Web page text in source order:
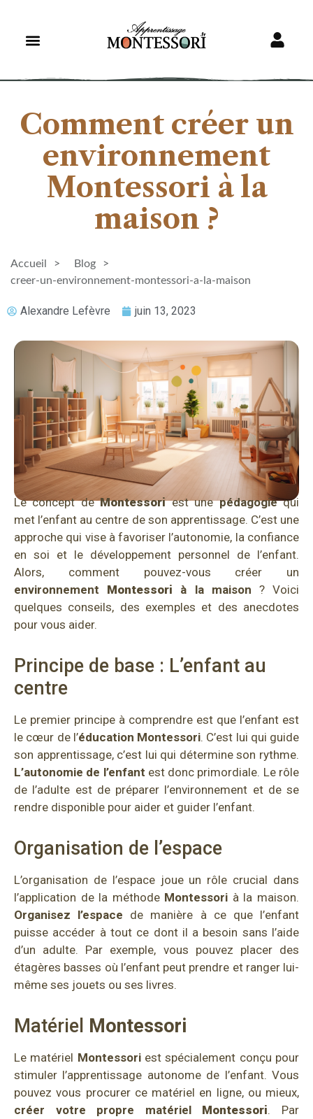
Comment créer un
environnement
Montessori à la
maison ?
Accueil
Blog
creer-un-environnement-montessori-a-la-maison
Alexandre Lefèvre juin 13, 2023
Le concept deMontessoriest unepédagogiequi
met l’enfant au centre de son apprentissage. C’est une
approche qui vise à favoriser l’autonomie, la confiance
en soi et le développement personnel de l’enfant.
Alors, comment pouvez-vous créer un
environnement Montessori à la maison ? Voici
quelques conseils, des exemples et des anecdotes
pour vous aider.
Principe de base : L’enfant au
centre
Le premier principe à comprendre est que l’enfant est
le cœur de l’éducation Montessori. C’est lui qui guide
son apprentissage, c’est lui qui détermine son rythme.
L’autonomie de l’enfant est donc primordiale. Le rôle
de l’adulte est de préparer l’environnement et de se
rendre disponible pour aider et guider l’enfant.
Organisation de l’espace
L’organisation de l’espace joue un rôle crucial dans
l’application de la méthode Montessori à la maison.
Organisez l’espace de manière à ce que l’enfant
puisse accéder à tout ce dont il a besoin sans l’aide
d’un adulte. Par exemple, vous pouvez placer des
étagères basses où l’enfant peut prendre et ranger lui-
même ses jouets ou ses livres.
Matériel Montessori
Le matériel Montessoriest spécialement conçu pour
stimuler l’apprentissage autonome de l’enfant. Vous
pouvez vous procurer ce matériel en ligne, ou mieux,
créer votre propre matériel Montessori. Par